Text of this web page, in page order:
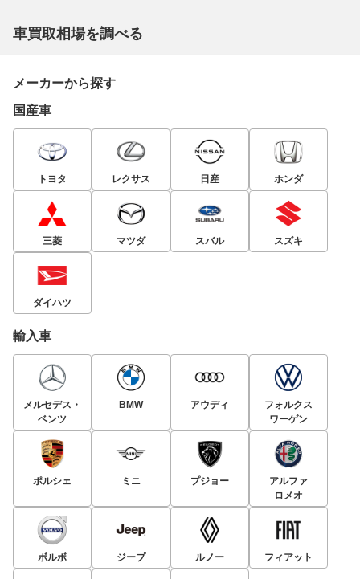
車買取相場を調べる
メーカーから探す
国産車
トヨタ レクサス 日産 ホンダ
三菱 マツダ スバル スズキ
ダイハツ
輸入車
メルセデス・
ベンツ
BMW アウディ
フォルクス
ワーゲン
ポルシェ ミニ プジョー
アルファ
ロメオ
ボルボ ジープ ルノー フィアット